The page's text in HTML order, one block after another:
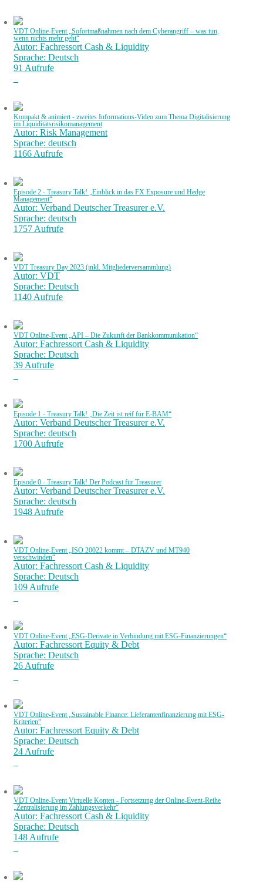
VDT Online-Event „Sofortmaßnahmen nach dem Cyberangriff – was tun,
wenn nichts mehr geht“
Autor: Fachressort Cash & Liquidity
Sprache: Deutsch
91 Aufrufe
Kompakt & animiert - zweites Informations-Video zum Thema Digitalisierung
im Liquiditätsrisikomanagement
Autor: Risk Management
Sprache: deutsch
1166 Aufrufe
Episode 2 - Treasury Talk! „Einblick in das FX Exposure und Hedge
Management“
Autor: Verband Deutscher Treasurer e.V.
Sprache: deutsch
1757 Aufrufe
VDT Treasury Day 2023 (inkl. Mitgliederversammlung)
Autor: VDT
Sprache: Deutsch
1140 Aufrufe
VDT Online-Event „API – Die Zukunft der Bankkommunikation“
Autor: Fachressort Cash & Liquidity
Sprache: Deutsch
39 Aufrufe
Episode 1 - Treasury Talk! „Die Zeit ist reif für E-BAM“
Autor: Verband Deutscher Treasurer e.V.
Sprache: deutsch
1700 Aufrufe
Episode 0 - Treasury Talk! Der Podcast für Treasurer
Autor: Verband Deutscher Treasurer e.V.
Sprache: deutsch
1948 Aufrufe
VDT Online-Event „ISO 20022 kommt – DTAZV und MT940
verschwinden“
Autor: Fachressort Cash & Liquidity
Sprache: Deutsch
109 Aufrufe
VDT Online-Event „ESG-Derivate in Verbindung mit ESG-Finanzierungen“
Autor: Fachressort Equity & Debt
Sprache: Deutsch
26 Aufrufe
VDT Online-Event „Sustainable Finance: Lieferantenfinanzierung mit ESG-
Kriterien“
Autor: Fachressort Equity & Debt
Sprache: Deutsch
24 Aufrufe
VDT Online-Event Virtuelle Konten - Fortsetzung der Online-Event-Reihe
„Zentralisierung im Zahlungsverkehr“
Autor: Fachressort Cash & Liquidity
Sprache: Deutsch
148 Aufrufe